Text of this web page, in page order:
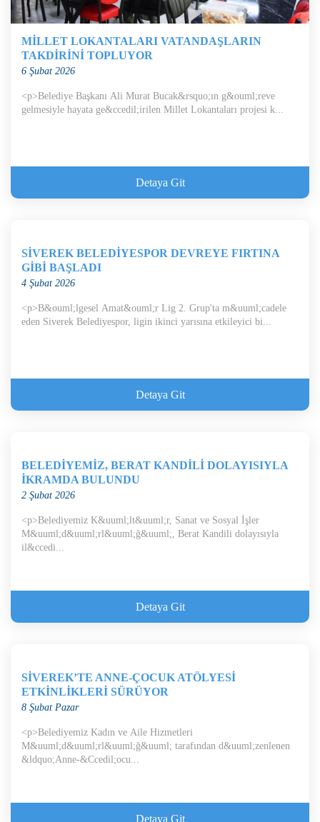
MİLLET LOKANTALARI VATANDAŞLARIN
TAKDİRİNİ TOPLUYOR
6 Şubat 2026
<p>Belediye Başkanı Ali Murat Bucak&rsquo;ın g&ouml;reve
gelmesiyle hayata ge&ccedil;irilen Millet Lokantaları projesi k...
Detaya Git
SİVEREK BELEDİYESPOR DEVREYE FIRTINA
GİBİ BAŞLADI
4 Şubat 2026
<p>B&ouml;lgesel Amat&ouml;r Lig 2. Grup'ta m&uuml;cadele
eden Siverek Belediyespor, ligin ikinci yarısına etkileyici bi...
Detaya Git
BELEDİYEMİZ, BERAT KANDİLİ DOLAYISIYLA
İKRAMDA BULUNDU
2 Şubat 2026
<p>Belediyemiz K&uuml;lt&uuml;r, Sanat ve Sosyal İşler
M&uuml;d&uuml;rl&uuml;ğ&uuml;, Berat Kandili dolayısıyla
il&ccedi...
Detaya Git
SİVEREK’TE ANNE-ÇOCUK ATÖLYESİ
ETKİNLİKLERİ SÜRÜYOR
8 Şubat Pazar
<p>Belediyemiz Kadın ve Aile Hizmetleri
M&uuml;d&uuml;rl&uuml;ğ&uuml; tarafından d&uuml;zenlenen
&ldquo;Anne-&Ccedil;ocu...
Detaya Git